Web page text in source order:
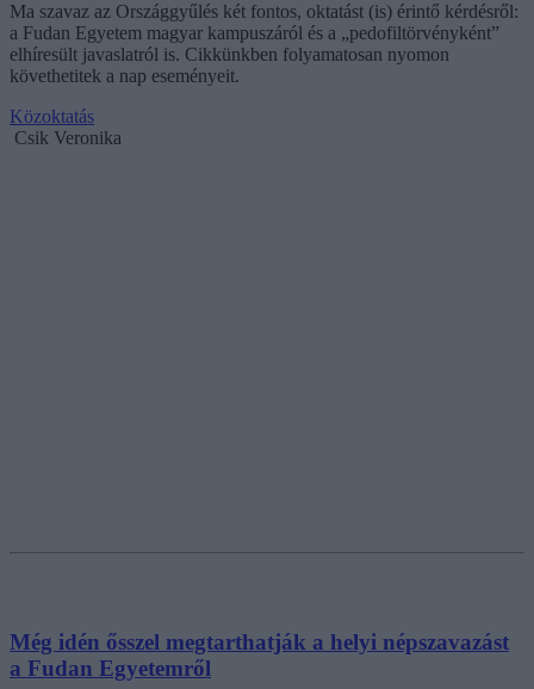
Ma szavaz az Országgyűlés két fontos, oktatást (is) érintő kérdésről:
a Fudan Egyetem magyar kampuszáról és a „pedofiltörvényként”
elhíresült javaslatról is. Cikkünkben folyamatosan nyomon
követhetitek a nap eseményeit.
Közoktatás
Csik Veronika
Még idén ősszel megtarthatják a helyi népszavazást
a Fudan Egyetemről